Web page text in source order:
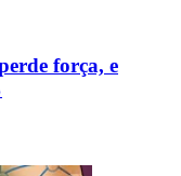
força, e